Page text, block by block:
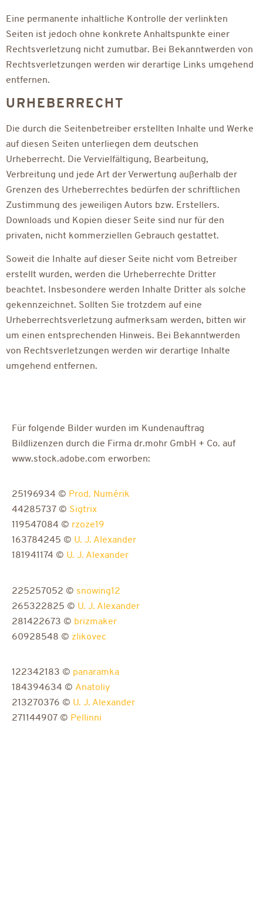
Eine permanente inhaltliche Kontrolle der verlinkten
Seiten ist jedoch ohne konkrete Anhaltspunkte einer
Rechtsverletzung nicht zumutbar. Bei Bekanntwerden von
Rechtsverletzungen werden wir derartige Links umgehend
entfernen.
URHEBERRECHT
Die durch die Seitenbetreiber erstellten Inhalte und Werke
auf diesen Seiten unterliegen dem deutschen
Urheberrecht. Die Vervielfältigung, Bearbeitung,
Verbreitung und jede Art der Verwertung außerhalb der
Grenzen des Urheberrechtes bedürfen der schriftlichen
Zustimmung des jeweiligen Autors bzw. Erstellers.
Downloads und Kopien dieser Seite sind nur für den
privaten, nicht kommerziellen Gebrauch gestattet.
Soweit die Inhalte auf dieser Seite nicht vom Betreiber
erstellt wurden, werden die Urheberrechte Dritter
beachtet. Insbesondere werden Inhalte Dritter als solche
gekennzeichnet. Sollten Sie trotzdem auf eine
Urheberrechtsverletzung aufmerksam werden, bitten wir
um einen entsprechenden Hinweis. Bei Bekanntwerden
von Rechtsverletzungen werden wir derartige Inhalte
umgehend entfernen.
Für folgende Bilder wurden im Kundenauftrag
Bildlizenzen durch die Firma dr.mohr GmbH + Co. auf
www.stock.adobe.com erworben:
25196934 © Prod. Numérik
44285737 © Sigtrix
119547084 © rzoze19
163784245 © U. J. Alexander
181941174 © U. J. Alexander
225257052 © snowing12
265322825 © U. J. Alexander
281422673 © brizmaker
60928548 © zlikovec
122342183 © panaramka
184394634 © Anatoliy
213270376 © U. J. Alexander
271144907 © Pellinni